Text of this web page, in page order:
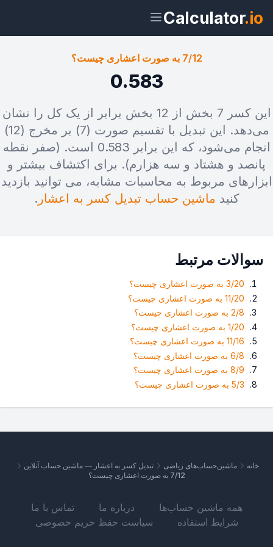
Calculator.io
پیش‌نمایش 7/12 به صورت اعشاری
چیست؟ ویجت
7/12 به صورت اعشاری چیست؟
0.583
این کسر 7 بخش از 12 بخش برابر از یک کل را نشان
می‌دهد. این تبدیل با تقسیم صورت (7) بر مخرج (12)
انجام می‌شود، که این برابر 0.583 است. (صفر نقطه
پانصد و هشتاد و سه هزارم). برای اکتشاف بیشتر و
ابزارهای مربوط به محاسبات مشابه، می توانید بازدید
کنید ماشین حساب تبدیل کسر به اعشار .
سوالات مرتبط
3/20 به صورت اعشاری چیست؟
11/20 به صورت اعشاری چیست؟
2/8 به صورت اعشاری چیست؟
1/20 به صورت اعشاری چیست؟
11/16 به صورت اعشاری چیست؟
6/8 به صورت اعشاری چیست؟
8/9 به صورت اعشاری چیست؟
5/3 به صورت اعشاری چیست؟
خانه ماشین‌حساب‌های ریاضی
تبدیل کسر به اعشار — ماشین حساب آنلاین
7/12 به صورت اعشاری چیست؟
همه ماشین حساب‌ها درباره ما
تماس با ما
شرایط استفاده
سیاست حفظ حریم خصوصی